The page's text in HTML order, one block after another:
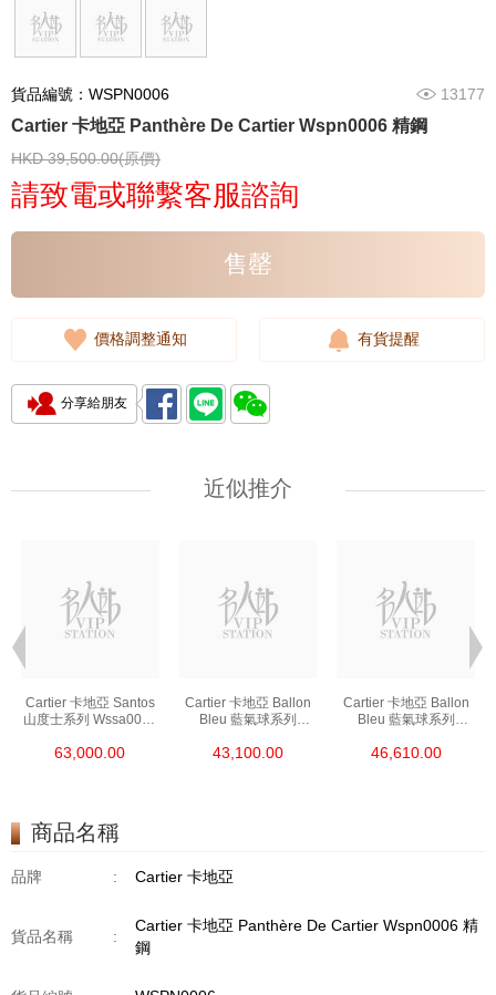
貨品編號：WSPN0006 13177
Cartier 卡地亞 Panthère De Cartier Wspn0006 精鋼
HKD 39,500.00(原價)
請致電或聯繫客服諮詢
售罄
價格調整通知 有貨提醒
分享給朋友
近似推介
Cartier 卡地亞 Santos
山度士系列 Wssa0018
63,000.00
Cartier 卡地亞 Ballon
Bleu 藍氣球系列
43,100.00
Cartier 卡地亞 Ballon
Bleu 藍氣球系列
46,610.00
商品名稱
品牌 : Cartier 卡地亞
貨品名稱 :
Cartier 卡地亞 Panthère De Cartier Wspn0006 精
鋼